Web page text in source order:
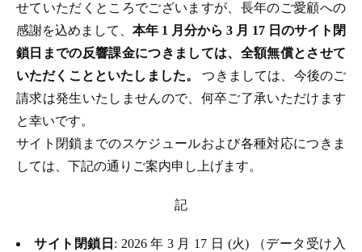
せていただくところでございますが、長年のご愛顧への
感謝を込めまして、 本年 1 月分から 3 月 17 日のサイト閉
鎖日までの反響課金につきましては、全額無償とさせて
いただくことといたしました。つきましては、今後のご
請求は発生いたしませんので、何卒ご了承いただけます
と幸いです。
サイト閉鎖までのスケジュールおよび各種対応につきま
しては、下記の通りご案内申し上げます。
記
サイト閉鎖日 : 2026 年 3 月 17 日 (火) （データ受け入